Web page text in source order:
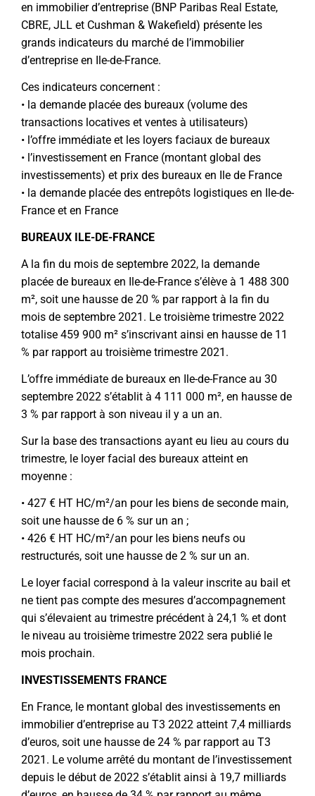
en immobilier d’entreprise (BNP Paribas Real Estate,
CBRE, JLL et Cushman & Wakefield) présente les
grands indicateurs du marché de l’immobilier
d’entreprise en Ile-de-France.
Ces indicateurs concernent :
• la demande placée des bureaux (volume des
transactions locatives et ventes à utilisateurs)
• l’offre immédiate et les loyers faciaux de bureaux
• l’investissement en France (montant global des
investissements) et prix des bureaux en Ile de France
• la demande placée des entrepôts logistiques en Ile-de-
France et en France
BUREAUX ILE-DE-FRANCE
A la fin du mois de septembre 2022, la demande
placée de bureaux en Ile-de-France s’élève à 1 488 300
m², soit une hausse de 20 % par rapport à la fin du
mois de septembre 2021. Le troisième trimestre 2022
totalise 459 900 m² s’inscrivant ainsi en hausse de 11
% par rapport au troisième trimestre 2021.
L’offre immédiate de bureaux en Ile-de-France au 30
septembre 2022 s’établit à 4 111 000 m², en hausse de
3 % par rapport à son niveau il y a un an.
Sur la base des transactions ayant eu lieu au cours du
trimestre, le loyer facial des bureaux atteint en
moyenne :
• 427 € HT HC/m²/an pour les biens de seconde main,
soit une hausse de 6 % sur un an ;
• 426 € HT HC/m²/an pour les biens neufs ou
restructurés, soit une hausse de 2 % sur un an.
Le loyer facial correspond à la valeur inscrite au bail et
ne tient pas compte des mesures d’accompagnement
qui s’élevaient au trimestre précédent à 24,1 % et dont
le niveau au troisième trimestre 2022 sera publié le
mois prochain.
INVESTISSEMENTS FRANCE
En France, le montant global des investissements en
immobilier d’entreprise au T3 2022 atteint 7,4 milliards
d’euros, soit une hausse de 24 % par rapport au T3
2021. Le volume arrêté du montant de l’investissement
depuis le début de 2022 s’établit ainsi à 19,7 milliards